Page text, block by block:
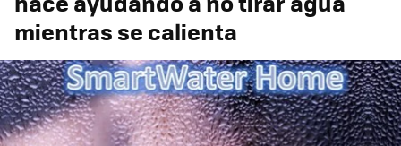
mientras se calienta